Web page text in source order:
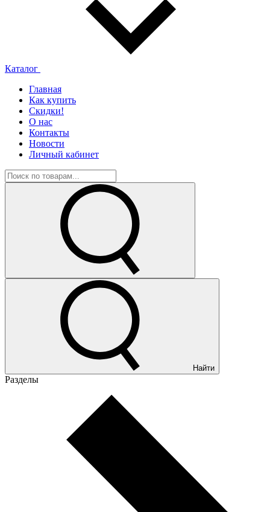
Каталог
Главная
Как купить
Скидки!
О нас
Контакты
Новости
Личный кабинет
Найти
Разделы